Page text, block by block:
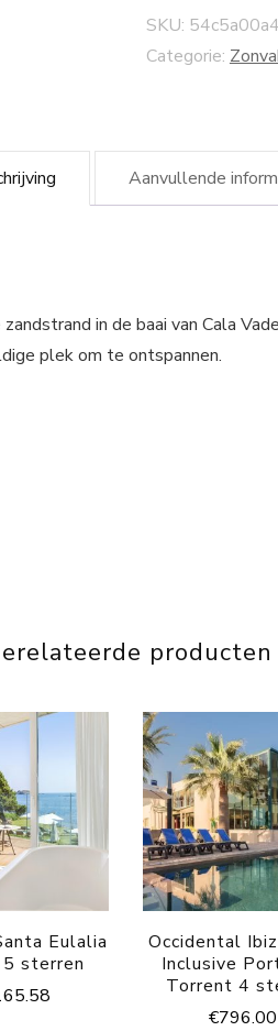
SKU:
Categorie:
Aanvullende
in de baai van Cala
plek om te ontspannen.
producten
Eulalia
sterren
Occidental
Inclusive
Torrent 4
€796.00